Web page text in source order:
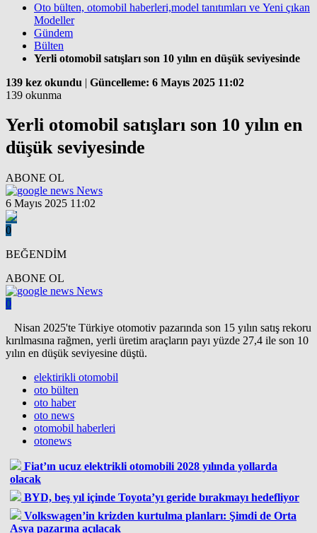
Oto bülten, otomobil haberleri,model tanıtımları ve Yeni çıkan
Modeller
Gündem
Bülten
Yerli otomobil satışları son 10 yılın en düşük seviyesinde
139 kez okundu | Güncelleme: 6 Mayıs 2025 11:02
139 okunma
Yerli otomobil satışları son 10 yılın en
düşük seviyesinde
ABONE OL
News
6 Mayıs 2025 11:02
0
BEĞENDİM
ABONE OL
News
0
Nisan 2025'te Türkiye otomotiv pazarında son 15 yılın satış rekoru
kırılmasına rağmen, yerli üretim araçların payı yüzde 27,4 ile son 10
yılın en düşük seviyesine düştü.
elektirikli otomobil
oto bülten
oto haber
oto news
otomobil haberleri
otonews
Fiat’ın ucuz elektrikli otomobili 2028 yılında yollarda
olacak
BYD, beş yıl içinde Toyota’yı geride bırakmayı hedefliyor
Volkswagen’in krizden kurtulma planları: Şimdi de Orta
Asya pazarına açılacak